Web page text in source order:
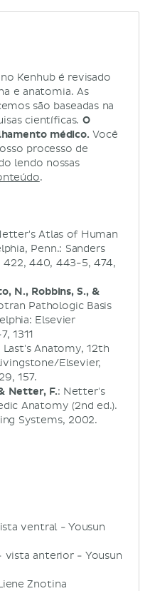
Kenhub é revisado
e anatomia. As
são baseadas na
científicas. O
médico. Você
processo de
lendo nossas
.
Atlas of Human
Penn.: Sanders
422, 440, 443-5, 474,
N., Robbins, S., &
Pathologic Basis
Elsevier
1311
Last's Anatomy, 12th
Elsevier,
157.
Netter, F.: Netter's
Anatomy (2nd ed.).
Systems, 2002.
ventral - Yousun
vista anterior - Yousun
Znotina